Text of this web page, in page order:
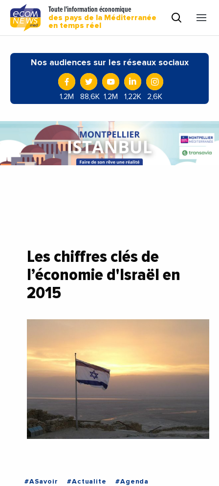
Toute l'information économique
des pays de la Méditerranée
en temps réel
Nos audiences sur les réseaux sociaux
1.2M 88,6K 1,2M 1,22K 2,6K
Les chiffres clés de
l’économie d'Israël en
2015
#ASavoir #Actualite
#Agenda